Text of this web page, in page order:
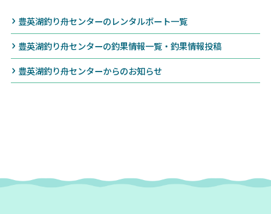
豊英湖釣り舟センターのレンタルボート一覧
豊英湖釣り舟センターの釣果情報一覧・釣果情報投稿
豊英湖釣り舟センターからのお知らせ